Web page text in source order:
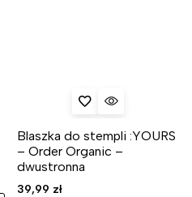
Blaszka do stempli :YOURS
– Order Organic –
dwustronna
39,99 zł